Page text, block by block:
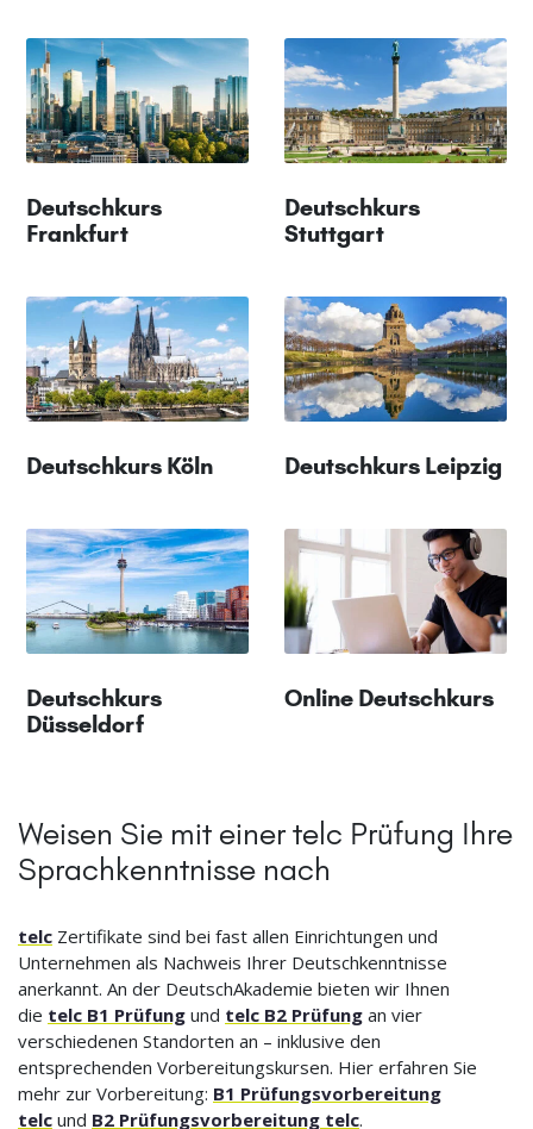
Deutschkurs
Frankfurt
Deutschkurs
Stuttgart
Deutschkurs Köln Deutschkurs Leipzig
Deutschkurs
Düsseldorf
Online Deutschkurs
Weisen Sie mit einer telc Prüfung Ihre
Sprachkenntnisse nach
telc Zertifikate sind bei fast allen Einrichtungen und
Unternehmen als Nachweis Ihrer Deutschkenntnisse
anerkannt. An der DeutschAkademie bieten wir Ihnen
die telc B1 Prüfung und telc B2 Prüfung an vier
verschiedenen Standorten an – inklusive den
entsprechenden Vorbereitungskursen. Hier erfahren Sie
mehr zur Vorbereitung: B1 Prüfungsvorbereitung
telc und B2 Prüfungsvorbereitung telc.